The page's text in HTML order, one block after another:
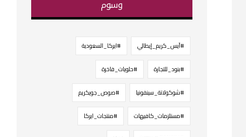
وسوم
#آيس_كريم_إيطالي #ايركا_السعودية
#بنود_للتجارة #حلويات_فاخرة
#شوكولاتة_سينفونيا #صوص_جويكريم
#مستلزمات_كافيهات #منتجات_ايركا